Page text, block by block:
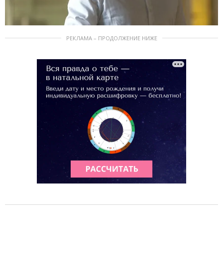
РЕКЛАМА – ПРОДОЛЖЕНИЕ НИЖЕ